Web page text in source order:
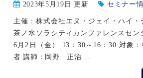
2023年5月19日 更新 セミナー
主催：株式会社エヌ・ジェイ・ハイ・
茶ノ水ソラシティカンファレンスセン
6月2日（金） 13：30～16：30 対象
者 講師：岡野 正治 ...